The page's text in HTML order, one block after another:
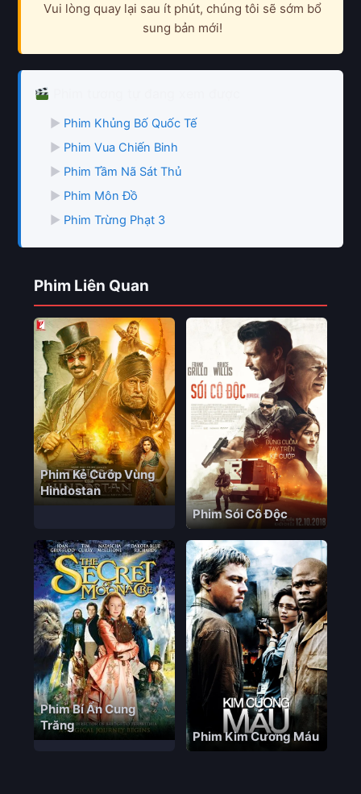
Vui lòng quay lại sau ít phút, chúng tôi sẽ sớm bổ
sung bản mới!
▶ Phim Khủng Bố Quốc Tế
▶ Phim Vua Chiến Binh
▶ Phim Tầm Nã Sát Thủ
▶ Phim Môn Đồ
▶ Phim Trừng Phạt 3
Phim Liên Quan
Phim Kẻ Cướp Vùng
Hindostan
Phim Sói Cô Độc
Phim Bí Ẩn Cung
Trăng
Phim Kim Cương Máu